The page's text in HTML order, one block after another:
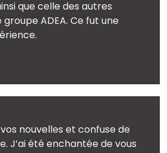
que celle des autres
ADEA. Ce fut une
nouvelles et confuse de
J’ai été enchantée de vous